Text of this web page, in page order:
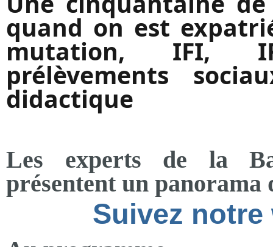
quand on est
mutation, IFI,
prélèvements
didactique
Les experts de la
présentent un panorama
Suivez